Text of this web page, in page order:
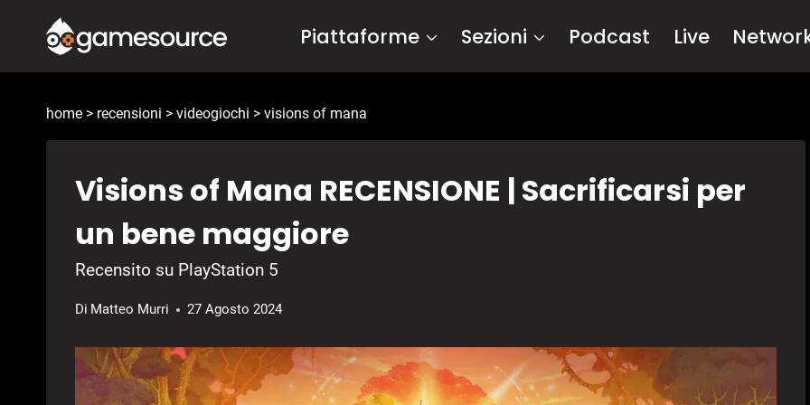
contenuto
Piattaforme Sezioni Podcast Live
home > recensioni > videogiochi > visions of mana
Visions of Mana RECENSIONE | Sacrificarsi per
un bene maggiore
Recensito su PlayStation 5
Di Matteo Murri 27 Agosto 2024